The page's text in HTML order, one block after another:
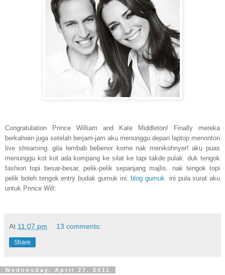
Congratulation Prince William and Kate Middleton! Finally mereka
berkahwin juga setelah berjam-jam aku menunggu depan laptop menonton
live streaming. gila lembab bebenor kome nak menikohnyer! aku puas
menunggu kot kot ada kompang ke silat ke tapi takde pulak. duk tengok
fashion topi besar-besar, pelik-pelik sepanjang majlis. nak tengok topi
pelik boleh tengok entry budak gumuk ini: blog gumuk. ini pula surat aku
untuk Prince Will:
At 11:07 pm 13 comments:
Share
Wednesday, April 27, 2011